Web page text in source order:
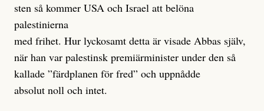
sten så kommer USA och Israel att belöna
palestinierna
med frihet. Hur lyckosamt detta är visade Abbas själv,
när han var palestinsk premiärminister under den så
kallade ”färdplanen för fred” och uppnådde
absolut noll och intet.